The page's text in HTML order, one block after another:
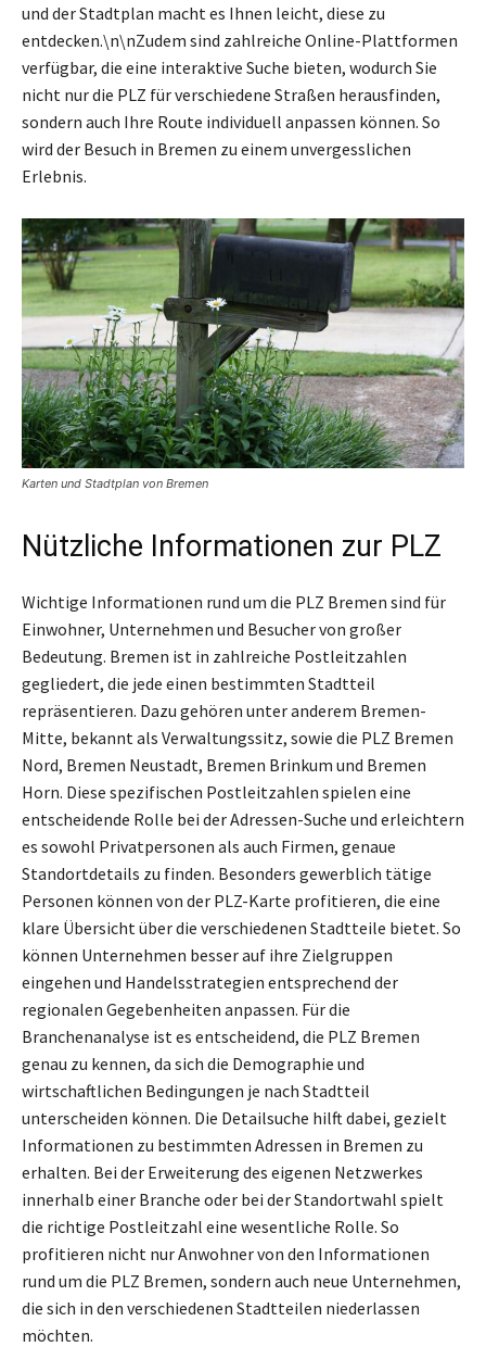
und der Stadtplan macht es Ihnen leicht, diese zu
entdecken.\n\nZudem sind zahlreiche Online-Plattformen
verfügbar, die eine interaktive Suche bieten, wodurch Sie
nicht nur die PLZ für verschiedene Straßen herausfinden,
sondern auch Ihre Route individuell anpassen können. So
wird der Besuch in Bremen zu einem unvergesslichen
Erlebnis.
Karten und Stadtplan von Bremen
Nützliche Informationen zur PLZ
Wichtige Informationen rund um die PLZ Bremen sind für
Einwohner, Unternehmen und Besucher von großer
Bedeutung. Bremen ist in zahlreiche Postleitzahlen
gegliedert, die jede einen bestimmten Stadtteil
repräsentieren. Dazu gehören unter anderem Bremen-
Mitte, bekannt als Verwaltungssitz, sowie die PLZ Bremen
Nord, Bremen Neustadt, Bremen Brinkum und Bremen
Horn. Diese spezifischen Postleitzahlen spielen eine
entscheidende Rolle bei der Adressen-Suche und erleichtern
es sowohl Privatpersonen als auch Firmen, genaue
Standortdetails zu finden. Besonders gewerblich tätige
Personen können von der PLZ-Karte profitieren, die eine
klare Übersicht über die verschiedenen Stadtteile bietet. So
können Unternehmen besser auf ihre Zielgruppen
eingehen und Handelsstrategien entsprechend der
regionalen Gegebenheiten anpassen. Für die
Branchenanalyse ist es entscheidend, die PLZ Bremen
genau zu kennen, da sich die Demographie und
wirtschaftlichen Bedingungen je nach Stadtteil
unterscheiden können. Die Detailsuche hilft dabei, gezielt
Informationen zu bestimmten Adressen in Bremen zu
erhalten. Bei der Erweiterung des eigenen Netzwerkes
innerhalb einer Branche oder bei der Standortwahl spielt
die richtige Postleitzahl eine wesentliche Rolle. So
profitieren nicht nur Anwohner von den Informationen
rund um die PLZ Bremen, sondern auch neue Unternehmen,
die sich in den verschiedenen Stadtteilen niederlassen
möchten.